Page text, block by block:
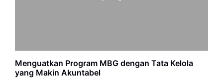
Menguatkan Program MBG dengan Tata Kelola
yang Makin Akuntabel